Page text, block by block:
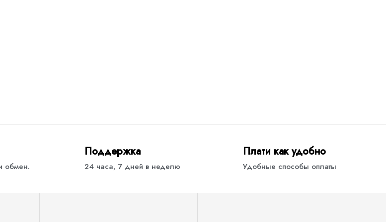
обмен.
Поддержка
24 часа, 7 дней в неделю
Плати как удобно
Удобные способы оплаты